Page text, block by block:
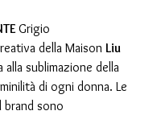
Grigio
della Maison Liu
alla sublimazione della
di ogni donna. Le
brand sono